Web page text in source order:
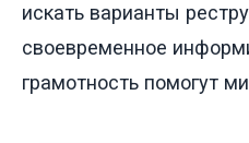
искать варианты
своевременное
грамотность помогут